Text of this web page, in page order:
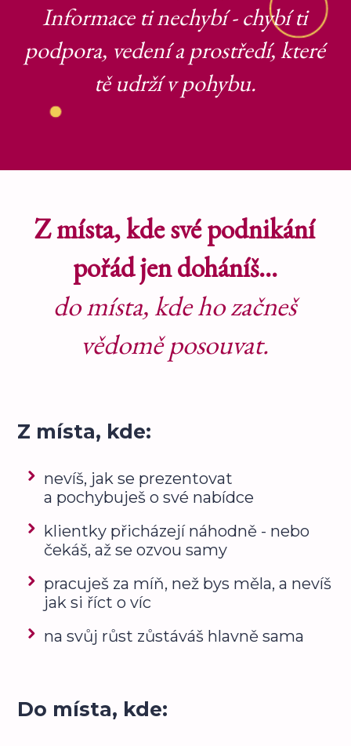
Informace ti nechybí - chybí ti
podpora, vedení a prostředí, které
tě udrží v pohybu.
Z místa, kde své podnikání
pořád jen doháníš…
do místa, kde ho začneš
vědomě posouvat.
Z místa, kde:
nevíš, jak se prezentovat
a pochybuješ o své nabídce
klientky přicházejí náhodně - nebo
čekáš, až se ozvou samy
pracuješ za míň, než bys měla, a nevíš
jak si říct o víc
na svůj růst zůstáváš hlavně sama
Do místa, kde: